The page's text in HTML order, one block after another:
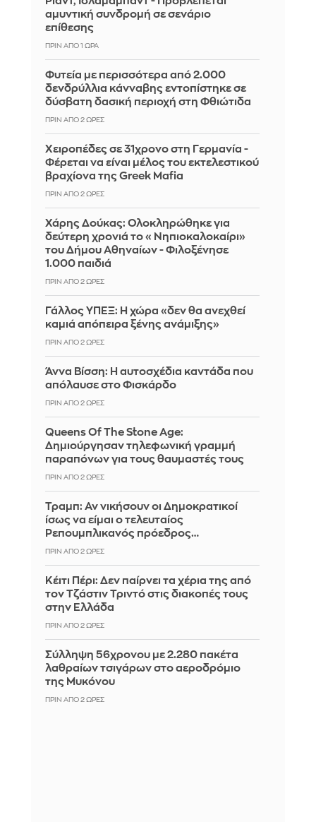
αμυντική συνδρομή σε σενάριο
επίθεσης
ΠΡΙΝ ΑΠΌ 1 ΏΡΑ
Φυτεία με περισσότερα από 2.000
δενδρύλλια κάνναβης εντοπίστηκε σε
δύσβατη δασική περιοχή στη Φθιώτιδα
ΠΡΙΝ ΑΠΌ 2 ΏΡΕΣ
Χειροπέδες σε 31χρονο στη Γερμανία -
Φέρεται να είναι μέλος του εκτελεστικού
βραχίονα της Greek Mafia
ΠΡΙΝ ΑΠΌ 2 ΏΡΕΣ
Χάρης Δούκας: Ολοκληρώθηκε για
δεύτερη χρονιά το «Νηπιοκαλοκαίρι»
του Δήμου Αθηναίων - Φιλοξένησε
1.000 παιδιά
ΠΡΙΝ ΑΠΌ 2 ΏΡΕΣ
Γάλλος ΥΠΕΞ: Η χώρα «δεν θα ανεχθεί
καμιά απόπειρα ξένης ανάμιξης»
ΠΡΙΝ ΑΠΌ 2 ΏΡΕΣ
Άννα Βίσση: Η αυτοσχέδια καντάδα που
απόλαυσε στο Φισκάρδο
ΠΡΙΝ ΑΠΌ 2 ΏΡΕΣ
Queens Of The Stone Age:
Δημιούργησαν τηλεφωνική γραμμή
παραπόνων για τους θαυμαστές τους
ΠΡΙΝ ΑΠΌ 2 ΏΡΕΣ
Τραμπ: Αν νικήσουν οι Δημοκρατικοί
ίσως να είμαι ο τελευταίος
Ρεπουμπλικανός πρόεδρος…
ΠΡΙΝ ΑΠΌ 2 ΏΡΕΣ
Κέιτι Πέρι: Δεν παίρνει τα χέρια της από
τον Τζάστιν Τριντό στις διακοπές τους
στην Ελλάδα
ΠΡΙΝ ΑΠΌ 2 ΏΡΕΣ
Σύλληψη 56χρονου με 2.280 πακέτα
λαθραίων τσιγάρων στο αεροδρόμιο
της Μυκόνου
ΠΡΙΝ ΑΠΌ 2 ΏΡΕΣ